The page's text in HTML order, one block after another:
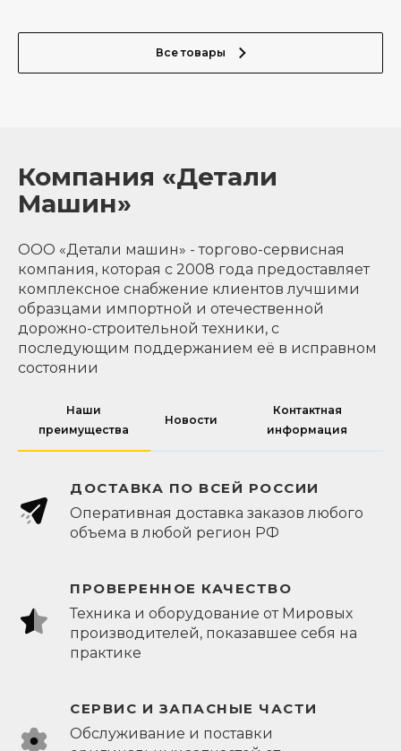
Все товары
Компания «Детали
Машин»
ООО «Детали машин» - торгово-сервисная
компания, которая с 2008 года предоставляет
комплексное снабжение клиентов лучшими
образцами импортной и отечественной
дорожно-строительной техники, с
последующим поддержанием её в исправном
состоянии
Наши
преимущества
Новости
Контактная
информация
ДОСТАВКА ПО ВСЕЙ РОССИИ
Оперативная доставка заказов любого
объема в любой регион РФ
ПРОВЕРЕННОЕ КАЧЕСТВО
Техника и оборудование от Мировых
производителей, показавшее себя на
практике
СЕРВИС И ЗАПАСНЫЕ ЧАСТИ
Обслуживание и поставки